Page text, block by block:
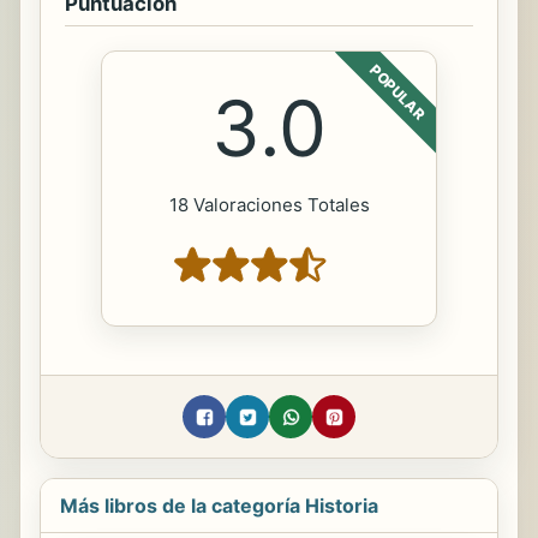
POPULAR
3.0
18 Valoraciones Totales
Más libros de la categoría Historia